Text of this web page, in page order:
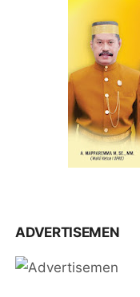
ADVERTISEMEN